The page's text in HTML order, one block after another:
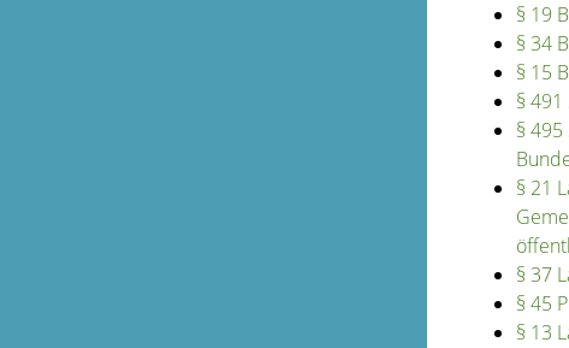
§ 19
§ 34
§ 15
§
§
§ 21
§ 37
§ 45
§ 13